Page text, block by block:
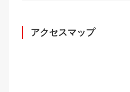
アクセスマップ